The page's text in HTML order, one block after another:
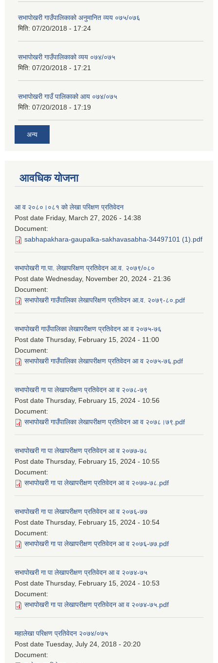
सभापोखरी गाउँपालिकाको अनुमानित व्यय ०७५/०७६
मिति: 07/20/2018 - 17:24
सभापोखरी गाउँपालिकाको व्यय ०७४/०७५
मिति: 07/20/2018 - 17:21
सभापोखरी गाउँ पालिकाको आय ०७४/०७५
मिति: 07/20/2018 - 17:19
अन्य
आवधिक योजना
आ व २०८०।०८१ को लेखा परिक्षण प्रतिवेदन
Post date Friday, March 27, 2026 - 14:38
Document:
sabhapakhara-gaupalka-sakhavasabha-34497101 (1).pdf
सभापोखरी गा.पा. लेखापरिक्षण प्रतिवेदन आ.व. २०७९/०८०
Post date Wednesday, November 20, 2024 - 21:36
Document:
सभापोखरी गाउँपालिका लेखापरिक्षण प्रतिवेदन आ.व. २०७९-८०.pdf
सभापोखरी गाउँपालिका लेखापरीक्षण प्रतिवेदन आ व २०७५-७६
Post date Thursday, February 15, 2024 - 11:00
Document:
सभापोखरी गाउँपालिका लेखापरीक्षण प्रतिवेदन आ व २०७५-७६.pdf
सभापोखरी गा पा लेखापरीक्षण प्रतिवेदन आ व २०७८-७९
Post date Thursday, February 15, 2024 - 10:56
Document:
सभापोखरी गाउँपालिका लेखापरीक्षण प्रतिवेदन आ व २०७८।७९.pdf
सभापोखरी गा पा लेखापरीक्षण प्रतिवेदन आ व २०७७-७८
Post date Thursday, February 15, 2024 - 10:55
Document:
सभापोखरी गा पा लेखापरीक्षण प्रतिवेदन आ व २०७७-७८.pdf
सभापोखरी गा पा लेखापरीक्षण प्रतिवेदन आ व २०७६-७७
Post date Thursday, February 15, 2024 - 10:54
Document:
सभापोखरी गा पा लेखापरीक्षण प्रतिवेदन आ व २०७६-७७.pdf
सभापोखरी गा पा लेखापरीक्षण प्रतिवेदन आ व २०७४-७५
Post date Thursday, February 15, 2024 - 10:53
Document:
सभापोखरी गा पा लेखापरीक्षण प्रतिवेदन आ व २०७४-७५.pdf
महालेखा परिक्षण प्रतिवेदन २०७४/०७५
Post date Tuesday, July 24, 2018 - 20:20
Document: